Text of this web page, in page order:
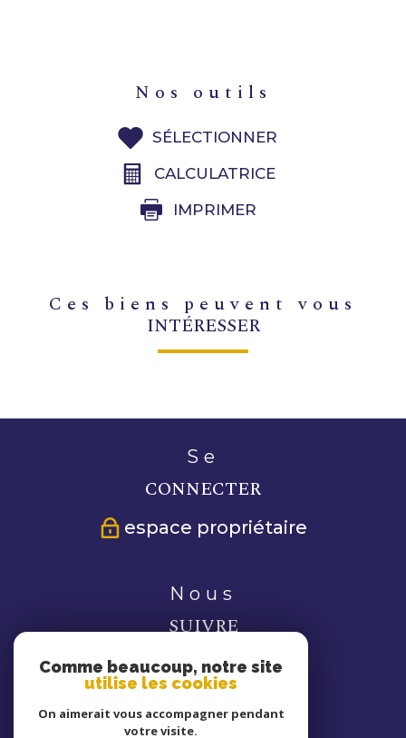
nos outils
SÉLECTIONNER
CALCULATRICE
IMPRIMER
ces biens peuvent vous
INTÉRESSER
se
CONNECTER
espace propriétaire
nous
SUIVRE
Comme beaucoup, notre site
utilise les cookies
On aimerait vous accompagner pendant
votre visite.